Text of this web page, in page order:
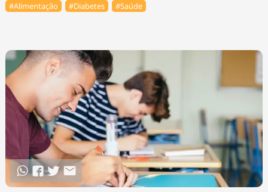
#Alimentação #Diabetes #Saúde